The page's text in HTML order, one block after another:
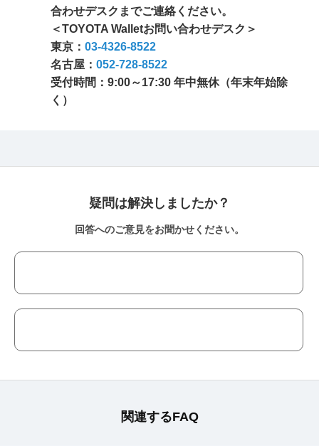
合わせデスクまでご連絡ください。
＜TOYOTA Walletお問い合わせデスク＞
東京： 03-4326-8522
名古屋： 052-728-8522
受付時間：9:00～17:30 年中無休（年末年始除
く）
疑問は解決しましたか？
回答へのご意見をお聞かせください。
関連するFAQ